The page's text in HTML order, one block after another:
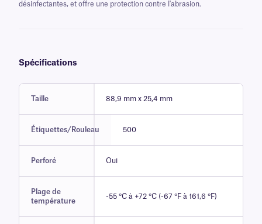
désinfectantes, et offre une protection contre l'abrasion.
Spécifications
Taille 88,9 mm x 25,4 mm
Étiquettes/Rouleau 500
Perforé Oui
Plage de
température
-55 °C à +72 °C (-67 °F à 161,6 °F)